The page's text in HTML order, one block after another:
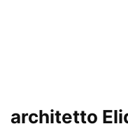
architetto